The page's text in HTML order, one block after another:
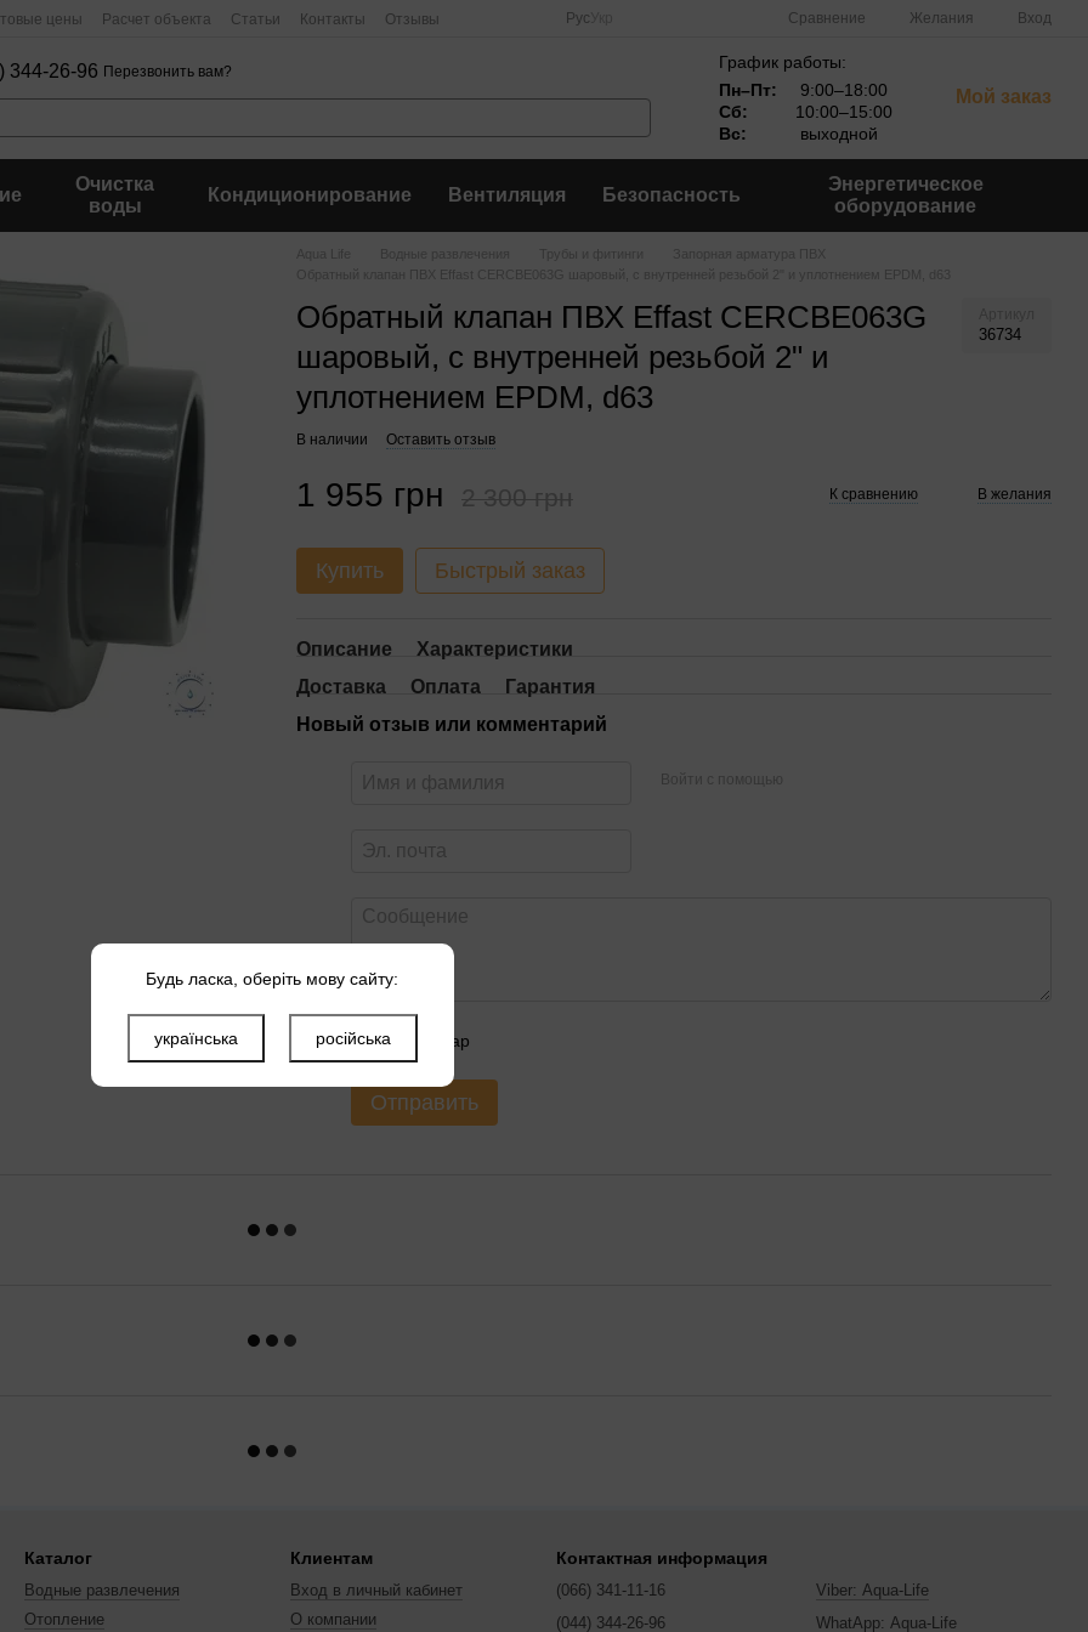
цены Расчет объекта Статьи Контакты Отзывы Рус Сравнение Желания Вход
344-26-96 Перезвонить вам?
График работы:
Пн–Пт:
9:00–18:00
Сб:
10:00–15:00
Вс:
выходной
Мой заказ
Очистка
воды
Кондиционирование Вентиляция Безопасность
Энергетическое
оборудование
Aqua Life Водные развлечения Трубы и фитинги
Запорная арматура ПВХ
Обратный клапан ПВХ Effast CERCBE063G шаровый, с внутренней резьбой 2" и уплотнением EPDM, d63
Обратный клапан ПВХ Effast CERCBE063G
шаровый, с внутренней резьбой 2" и
уплотнением EPDM, d63
36734
В наличии Оставить отзыв
1 955 грн 2 300 грн К сравнению В желания
Купить Быстрый заказ
Описание
Характеристики
Доставка
Оплата
Гарантия
Новый отзыв или комментарий
Войти с помощью
Оцените товар
Отправить
Каталог
Водные развлечения
Отопление
Клиентам
Вход в личный кабинет
О компании
Контактная информация
(066) 341-11-16
(044) 344-26-96
Viber: Aqua-Life
WhatApp: Aqua-Life
Будь ласка, оберіть мову сайту:
українська російська